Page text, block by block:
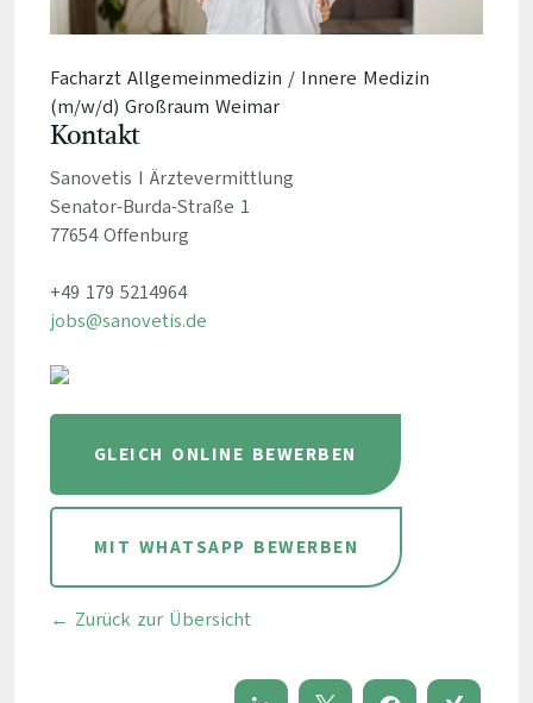
Facharzt Allgemeinmedizin / Innere Medizin
(m/w/d) Großraum Weimar
Kontakt
Sanovetis I Ärztevermittlung
Senator-Burda-Straße 1
77654 Offenburg
+49 179 5214964
jobs@sanovetis.de
GLEICH ONLINE BEWERBEN
MIT WHATSAPP BEWERBEN
← Zurück zur Übersicht